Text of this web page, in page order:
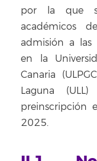
por la que
académicos
admisión a las
en la
Canaria
Laguna
preinscripción
2025.